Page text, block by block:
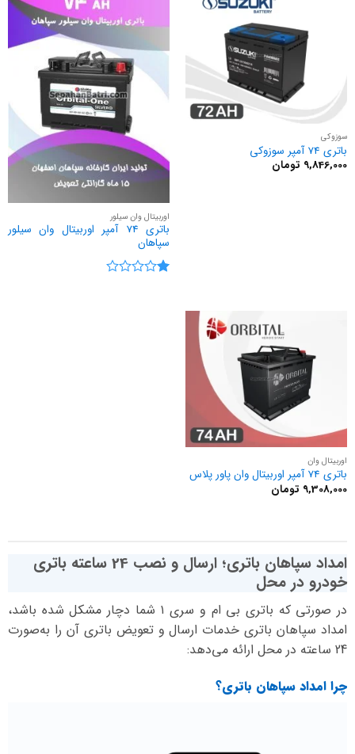
سوزوکی
باتری 74 آمپر سوزوکی
9,846,000 تومان
اوربیتال وان سیلور
باتری 74 آمپر اوربیتال وان سیلور
سپاهان
اوربیتال وان
باتری 74 آمپر اوربیتال وان پاور پلاس
9,308,000 تومان
امداد سپاهان باتری؛ ارسال و نصب 24 ساعته باتری
خودرو در محل
در صورتی که باتری بی ام و سری ۱ شما دچار مشکل شده باشد،
امداد سپاهان باتری خدمات ارسال و تعویض باتری آن را به‌صورت
24 ساعته در محل ارائه می‌دهد:
چرا امداد سپاهان باتری؟